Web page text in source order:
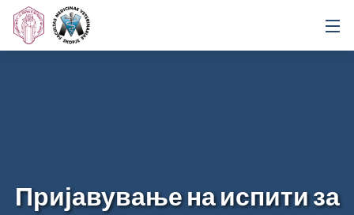
Пријавување на испити за